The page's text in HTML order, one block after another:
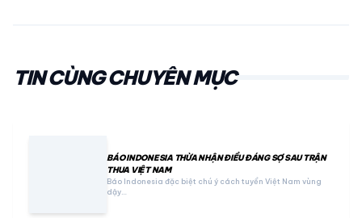
TIN CÙNG CHUYÊN MỤC
BÁO INDONESIA THỪA NHẬN ĐIỀU ĐÁNG SỢ SAU TRẬN
THUA VIỆT NAM
Báo Indonesia đặc biệt chú ý cách tuyển Việt Nam vùng
dậy…